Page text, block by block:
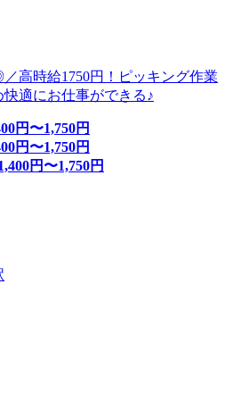
高時給1750円！ピッキング作業
適にお仕事ができる♪
円〜1,750円
円〜1,750円
円〜1,750円